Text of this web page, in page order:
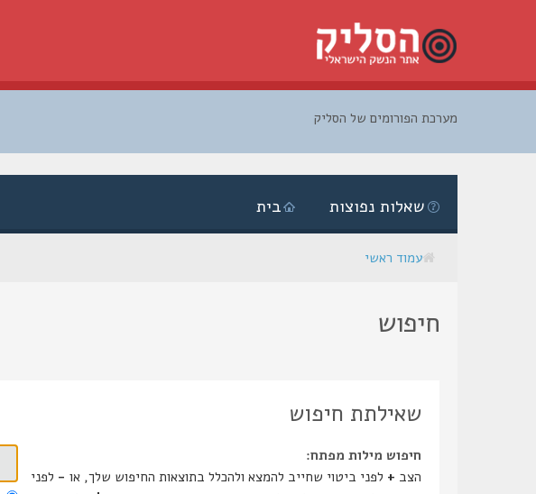
מערכת הפורומים של הסליק
בית שאלות נפוצות
עמוד ראשי
חיפוש
שאילתת חיפוש
חיפוש מילות מפתח:
הצב + לפני ביטוי שחייב להמצא ולהכלל בתוצאות החיפוש שלך, או - לפני